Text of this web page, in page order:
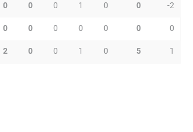
0 0 0 1 0 0 -2
0 0 0 0 0 0 0
2 0 0 1 0 5 1